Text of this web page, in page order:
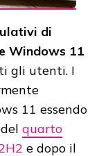
di
Windows 11
gli utenti. I
11 essendo
del quarto
e dopo il